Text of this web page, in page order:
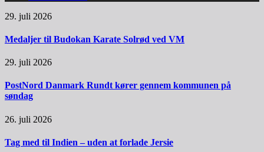
29. juli 2026
Medaljer til Budokan Karate Solrød ved VM
29. juli 2026
PostNord Danmark Rundt kører gennem kommunen på
søndag
26. juli 2026
Tag med til Indien – uden at forlade Jersie